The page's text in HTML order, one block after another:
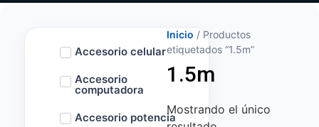
Accesorio celular
Accesorio
computadora
Accesorio potencia
Inicio / Productos
etiquetados “1.5m”
1.5m
Mostrando el único